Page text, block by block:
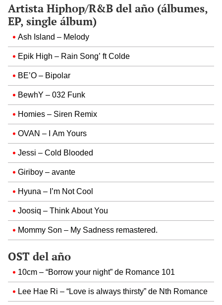
Artista Hiphop/R&B del año (álbumes,
EP, single álbum)
Ash Island – Melody
Epik High – Rain Song’ ft Colde
BE’O – Bipolar
BewhY – 032 Funk
Homies – Siren Remix
OVAN – I Am Yours
Jessi – Cold Blooded
Giriboy – avante
Hyuna – I’m Not Cool
Joosiq – Think About You
Mommy Son – My Sadness remastered.
OST del año
10cm – “Borrow your night” de Romance 101
Lee Hae Ri – “Love is always thirsty” de Nth Romance